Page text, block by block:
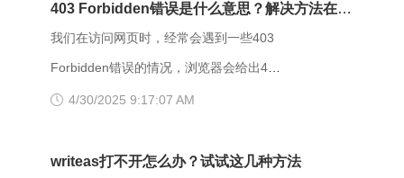
403 Forbidden错误是什么意思？解决方法在这
里
我们在访问网页时，经常会遇到一些403
Forbidden错误的情况，浏览器会给出403
Forbidden错误提示。那么，403
Forbidden错误该怎么解决？ 403
4/30/2025 9:17:07 AM
writeas打不开怎么办？试试这几种方法